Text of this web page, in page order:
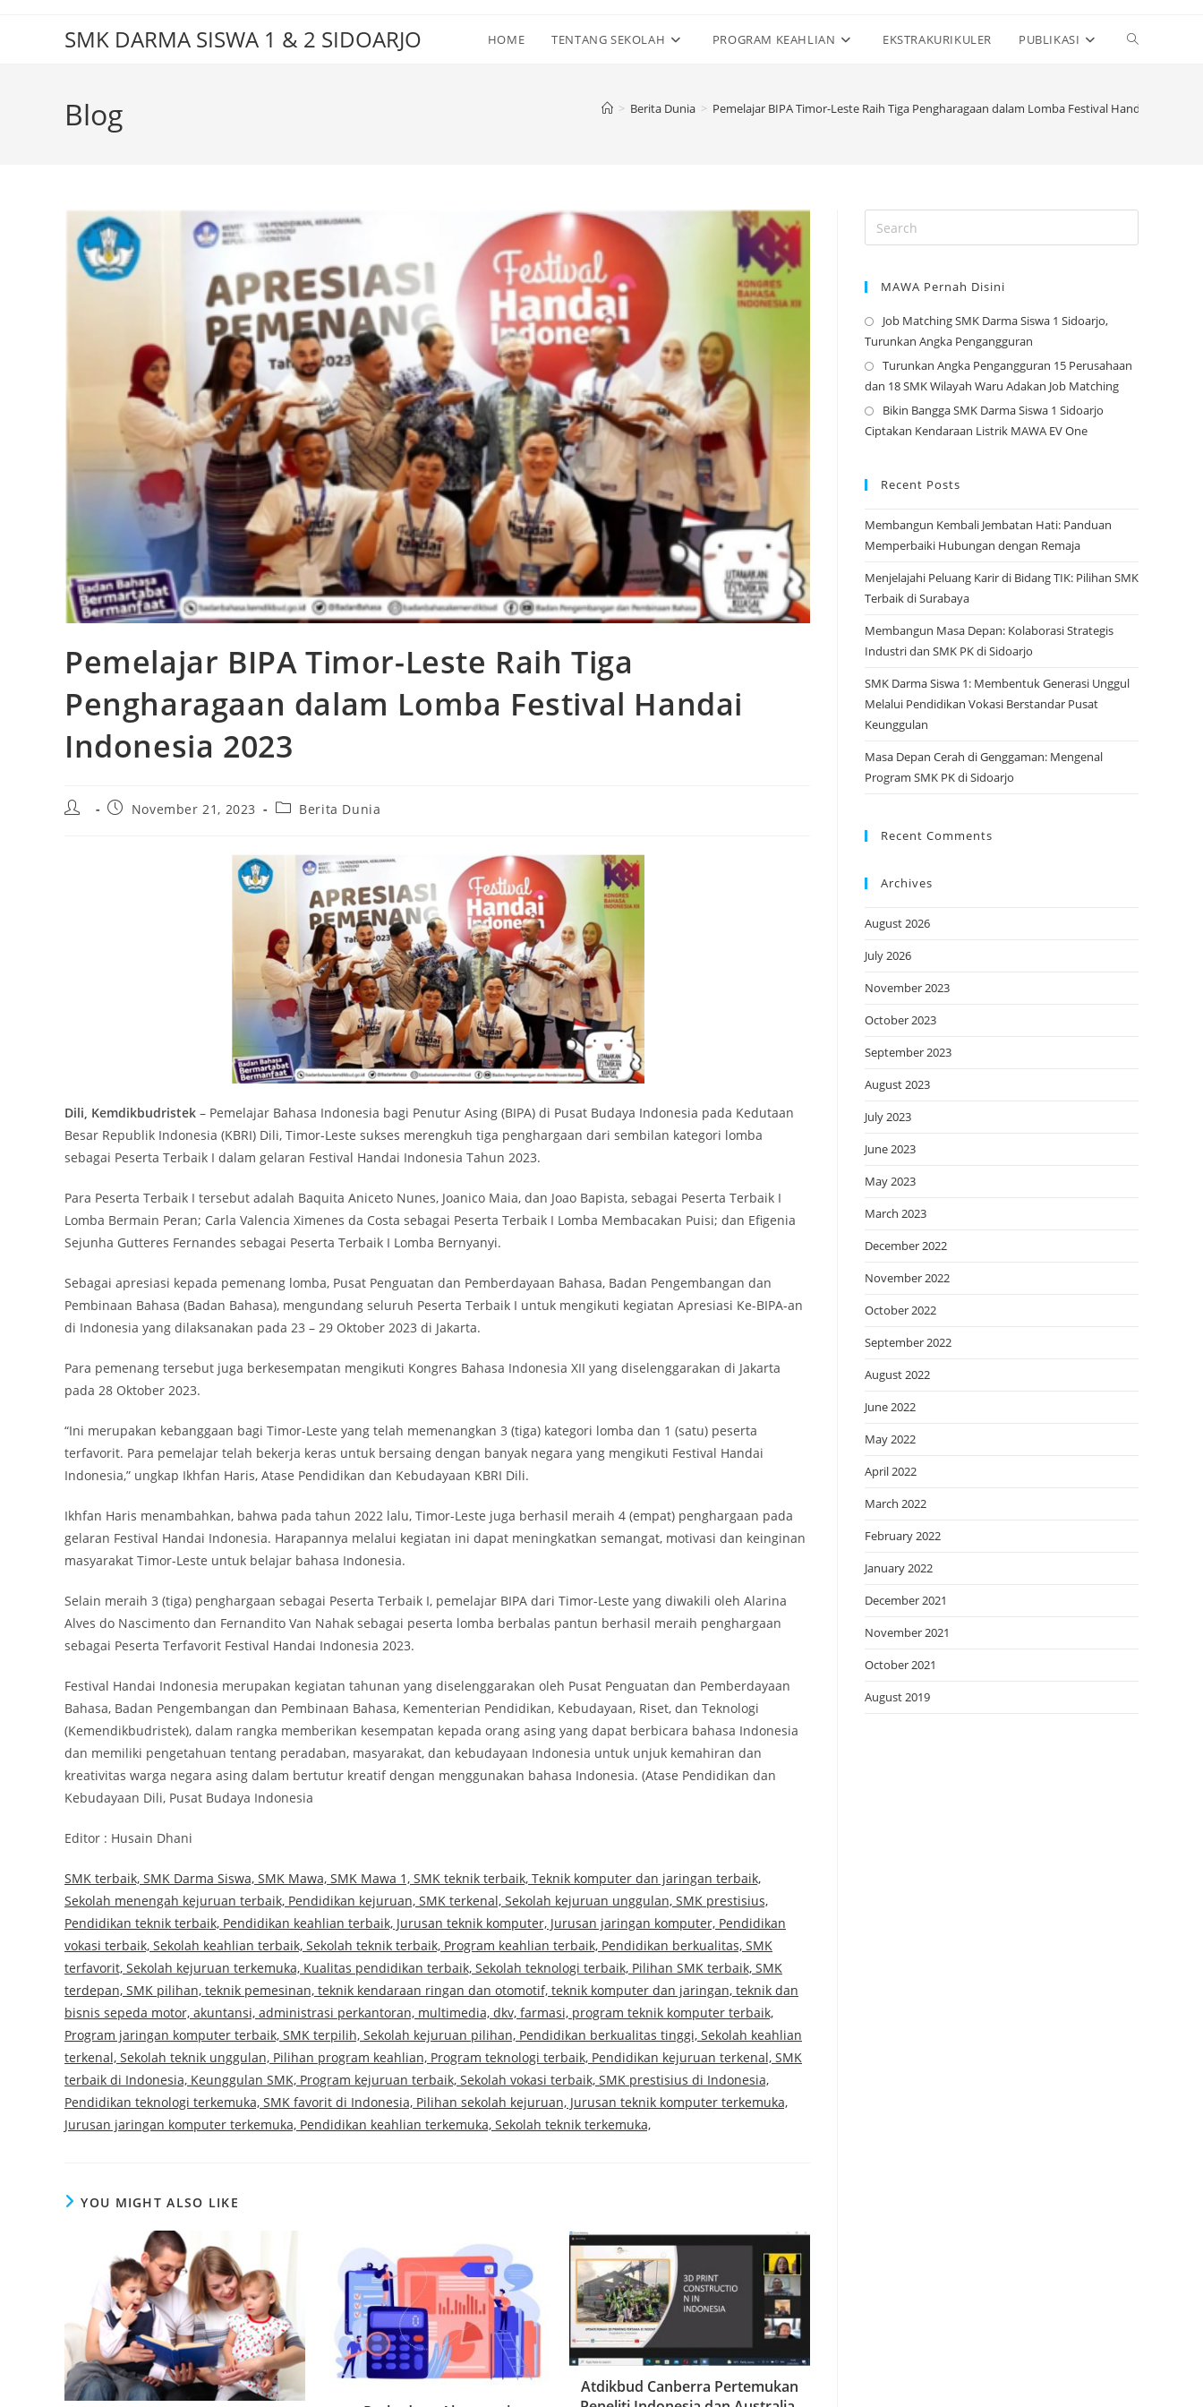
SMK DARMA SISWA 1 & 2 SIDOARJO HOME TENTANG SEKOLAH PROGRAM KEAHLIAN EKSTRAKURIKULER PUBLIKASI Toggle
Blog > Berita Dunia > Pemelajar BIPA Timor-Leste Raih Tiga Pengharagaan dalam Lomba Festival Handai
Pemelajar BIPA Timor-Leste Raih Tiga
Pengharagaan dalam Lomba Festival Handai
Indonesia 2023
Post
PostNovember 21, 2023
PostBerita Dunia
Dili, Kemdikbudristek – Pemelajar Bahasa Indonesia bagi Penutur Asing (BIPA) di Pusat Budaya Indonesia pada Kedutaan
Besar Republik Indonesia (KBRI) Dili, Timor-Leste sukses merengkuh tiga penghargaan dari sembilan kategori lomba
sebagai Peserta Terbaik I dalam gelaran Festival Handai Indonesia Tahun 2023.
Para Peserta Terbaik I tersebut adalah Baquita Aniceto Nunes, Joanico Maia, dan Joao Bapista, sebagai Peserta Terbaik I
Lomba Bermain Peran; Carla Valencia Ximenes da Costa sebagai Peserta Terbaik I Lomba Membacakan Puisi; dan Efigenia
Sejunha Gutteres Fernandes sebagai Peserta Terbaik I Lomba Bernyanyi.
Sebagai apresiasi kepada pemenang lomba, Pusat Penguatan dan Pemberdayaan Bahasa, Badan Pengembangan dan
Pembinaan Bahasa (Badan Bahasa), mengundang seluruh Peserta Terbaik I untuk mengikuti kegiatan Apresiasi Ke-BIPA-an
di Indonesia yang dilaksanakan pada 23 – 29 Oktober 2023 di Jakarta.
Para pemenang tersebut juga berkesempatan mengikuti Kongres Bahasa Indonesia XII yang diselenggarakan di Jakarta
pada 28 Oktober 2023.
“Ini merupakan kebanggaan bagi Timor-Leste yang telah memenangkan 3 (tiga) kategori lomba dan 1 (satu) peserta
terfavorit. Para pemelajar telah bekerja keras untuk bersaing dengan banyak negara yang mengikuti Festival Handai
Indonesia,” ungkap Ikhfan Haris, Atase Pendidikan dan Kebudayaan KBRI Dili.
Ikhfan Haris menambahkan, bahwa pada tahun 2022 lalu, Timor-Leste juga berhasil meraih 4 (empat) penghargaan pada
gelaran Festival Handai Indonesia. Harapannya melalui kegiatan ini dapat meningkatkan semangat, motivasi dan keinginan
masyarakat Timor-Leste untuk belajar bahasa Indonesia.
Selain meraih 3 (tiga) penghargaan sebagai Peserta Terbaik I, pemelajar BIPA dari Timor-Leste yang diwakili oleh Alarina
Alves do Nascimento dan Fernandito Van Nahak sebagai peserta lomba berbalas pantun berhasil meraih penghargaan
sebagai Peserta Terfavorit Festival Handai Indonesia 2023.
Festival Handai Indonesia merupakan kegiatan tahunan yang diselenggarakan oleh Pusat Penguatan dan Pemberdayaan
Bahasa, Badan Pengembangan dan Pembinaan Bahasa, Kementerian Pendidikan, Kebudayaan, Riset, dan Teknologi
(Kemendikbudristek), dalam rangka memberikan kesempatan kepada orang asing yang dapat berbicara bahasa Indonesia
dan memiliki pengetahuan tentang peradaban, masyarakat, dan kebudayaan Indonesia untuk unjuk kemahiran dan
kreativitas warga negara asing dalam bertutur kreatif dengan menggunakan bahasa Indonesia. (Atase Pendidikan dan
Kebudayaan Dili, Pusat Budaya Indonesia
Editor : Husain Dhani
SMK terbaik, SMK Darma Siswa, SMK Mawa, SMK Mawa 1, SMK teknik terbaik, Teknik komputer dan jaringan terbaik,
Sekolah menengah kejuruan terbaik, Pendidikan kejuruan, SMK terkenal, Sekolah kejuruan unggulan, SMK prestisius,
Pendidikan teknik terbaik, Pendidikan keahlian terbaik, Jurusan teknik komputer, Jurusan jaringan komputer, Pendidikan
vokasi terbaik, Sekolah keahlian terbaik, Sekolah teknik terbaik, Program keahlian terbaik, Pendidikan berkualitas, SMK
terfavorit, Sekolah kejuruan terkemuka, Kualitas pendidikan terbaik, Sekolah teknologi terbaik, Pilihan SMK terbaik, SMK
terdepan, SMK pilihan, teknik pemesinan, teknik kendaraan ringan dan otomotif, teknik komputer dan jaringan, teknik dan
bisnis sepeda motor, akuntansi, administrasi perkantoran, multimedia, dkv, farmasi, program teknik komputer terbaik,
Program jaringan komputer terbaik, SMK terpilih, Sekolah kejuruan pilihan, Pendidikan berkualitas tinggi, Sekolah keahlian
terkenal, Sekolah teknik unggulan, Pilihan program keahlian, Program teknologi terbaik, Pendidikan kejuruan terkenal, SMK
terbaik di Indonesia, Keunggulan SMK, Program kejuruan terbaik, Sekolah vokasi terbaik, SMK prestisius di Indonesia,
Pendidikan teknologi terkemuka, SMK favorit di Indonesia, Pilihan sekolah kejuruan, Jurusan teknik komputer terkemuka,
Jurusan jaringan komputer terkemuka, Pendidikan keahlian terkemuka, Sekolah teknik terkemuka,
YOU MIGHT ALSO LIKE
Atdikbud Canberra Pertemukan
MAWA Pernah Disini
Job Matching SMK Darma Siswa 1 Sidoarjo,
Turunkan Angka Pengangguran
Turunkan Angka Pengangguran 15 Perusahaan
dan 18 SMK Wilayah Waru Adakan Job Matching
Bikin Bangga SMK Darma Siswa 1 Sidoarjo
Ciptakan Kendaraan Listrik MAWA EV One
Recent Posts
Membangun Kembali Jembatan Hati: Panduan
Memperbaiki Hubungan dengan Remaja
Menjelajahi Peluang Karir di Bidang TIK: Pilihan SMK
Terbaik di Surabaya
Membangun Masa Depan: Kolaborasi Strategis
Industri dan SMK PK di Sidoarjo
SMK Darma Siswa 1: Membentuk Generasi Unggul
Melalui Pendidikan Vokasi Berstandar Pusat
Keunggulan
Masa Depan Cerah di Genggaman: Mengenal
Program SMK PK di Sidoarjo
Recent Comments
Archives
August 2026
July 2026
November 2023
October 2023
September 2023
August 2023
July 2023
June 2023
May 2023
March 2023
December 2022
November 2022
October 2022
September 2022
August 2022
June 2022
May 2022
April 2022
March 2022
February 2022
January 2022
December 2021
November 2021
October 2021
August 2019